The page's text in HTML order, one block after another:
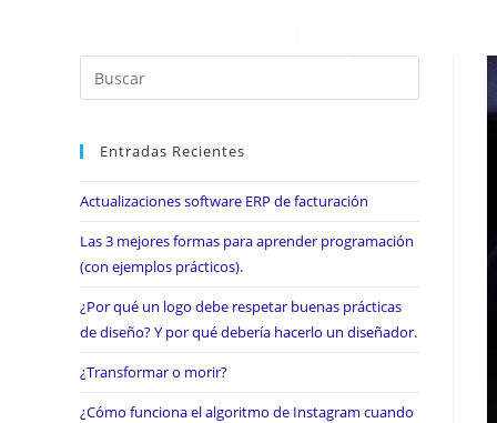
Entradas Recientes
Actualizaciones software ERP de facturación
Las 3 mejores formas para aprender programación
(con ejemplos prácticos).
¿Por qué un logo debe respetar buenas prácticas
de diseño? Y por qué debería hacerlo un diseñador.
¿Transformar o morir?
¿Cómo funciona el algoritmo de Instagram cuando